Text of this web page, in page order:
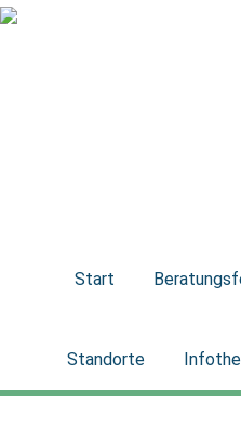
Start
Standorte